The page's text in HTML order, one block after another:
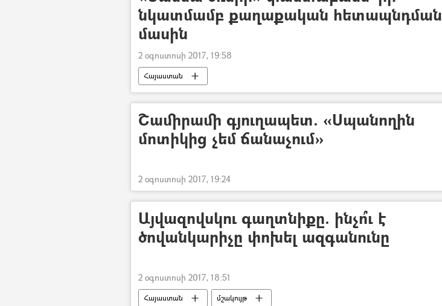
նկատմամբ քաղաքական հետապնդման
մասին
2 օգոստոսի 2017, 19:58
Հայաստան
Շամիրամի գյուղապետ. «Սպանողին
մոտիկից չեմ ճանաչում»
2 օգոստոսի 2017, 19:24
Այվազովսկու գաղտնիքը. ինչո՞ւ է
ծովանկարիչը փոխել ազգանունը
2 օգոստոսի 2017, 18:51
Հայաստան մշակույթ